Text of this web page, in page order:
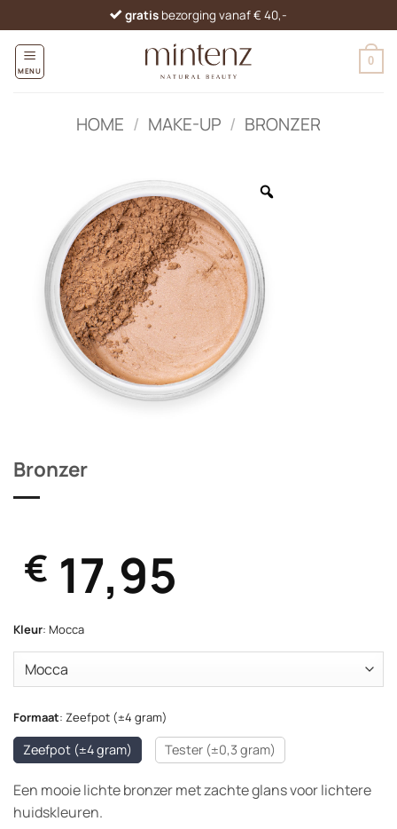
naar
inhoud
gratis bezorging vanaf € 40,-
MENU
0
HOME / MAKE-UP / BRONZER
Bronzer
€ 17,95
Kleur: Mocca
Formaat: Zeefpot (±4 gram)
Zeefpot (±4 gram) Tester (±0,3 gram)
Een mooie lichte bronzer met zachte glans voor lichtere
huidskleuren.